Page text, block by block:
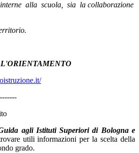
alla scuola, sia la collaborazione
agli Istituti Superioridi Bologna e
utili informazioni per la scelta della
grado.